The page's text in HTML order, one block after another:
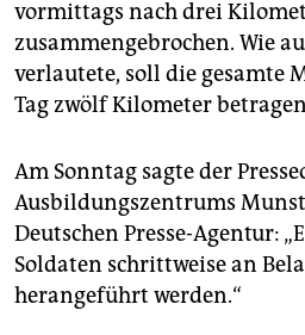
vormittags nach drei
zusammengebrochen. Wie
verlautete, soll die gesamte
Tag zwölf Kilometer
Am Sonntag sagte der
Ausbildungszentrums
Deutschen Presse-Agentur:
Soldaten schrittweise an
herangeführt werden.“